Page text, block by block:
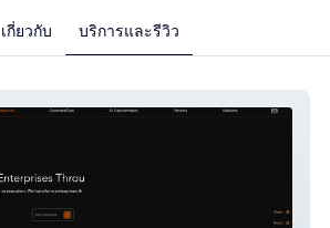
เกี่ยวกับ บริการและรีวิว